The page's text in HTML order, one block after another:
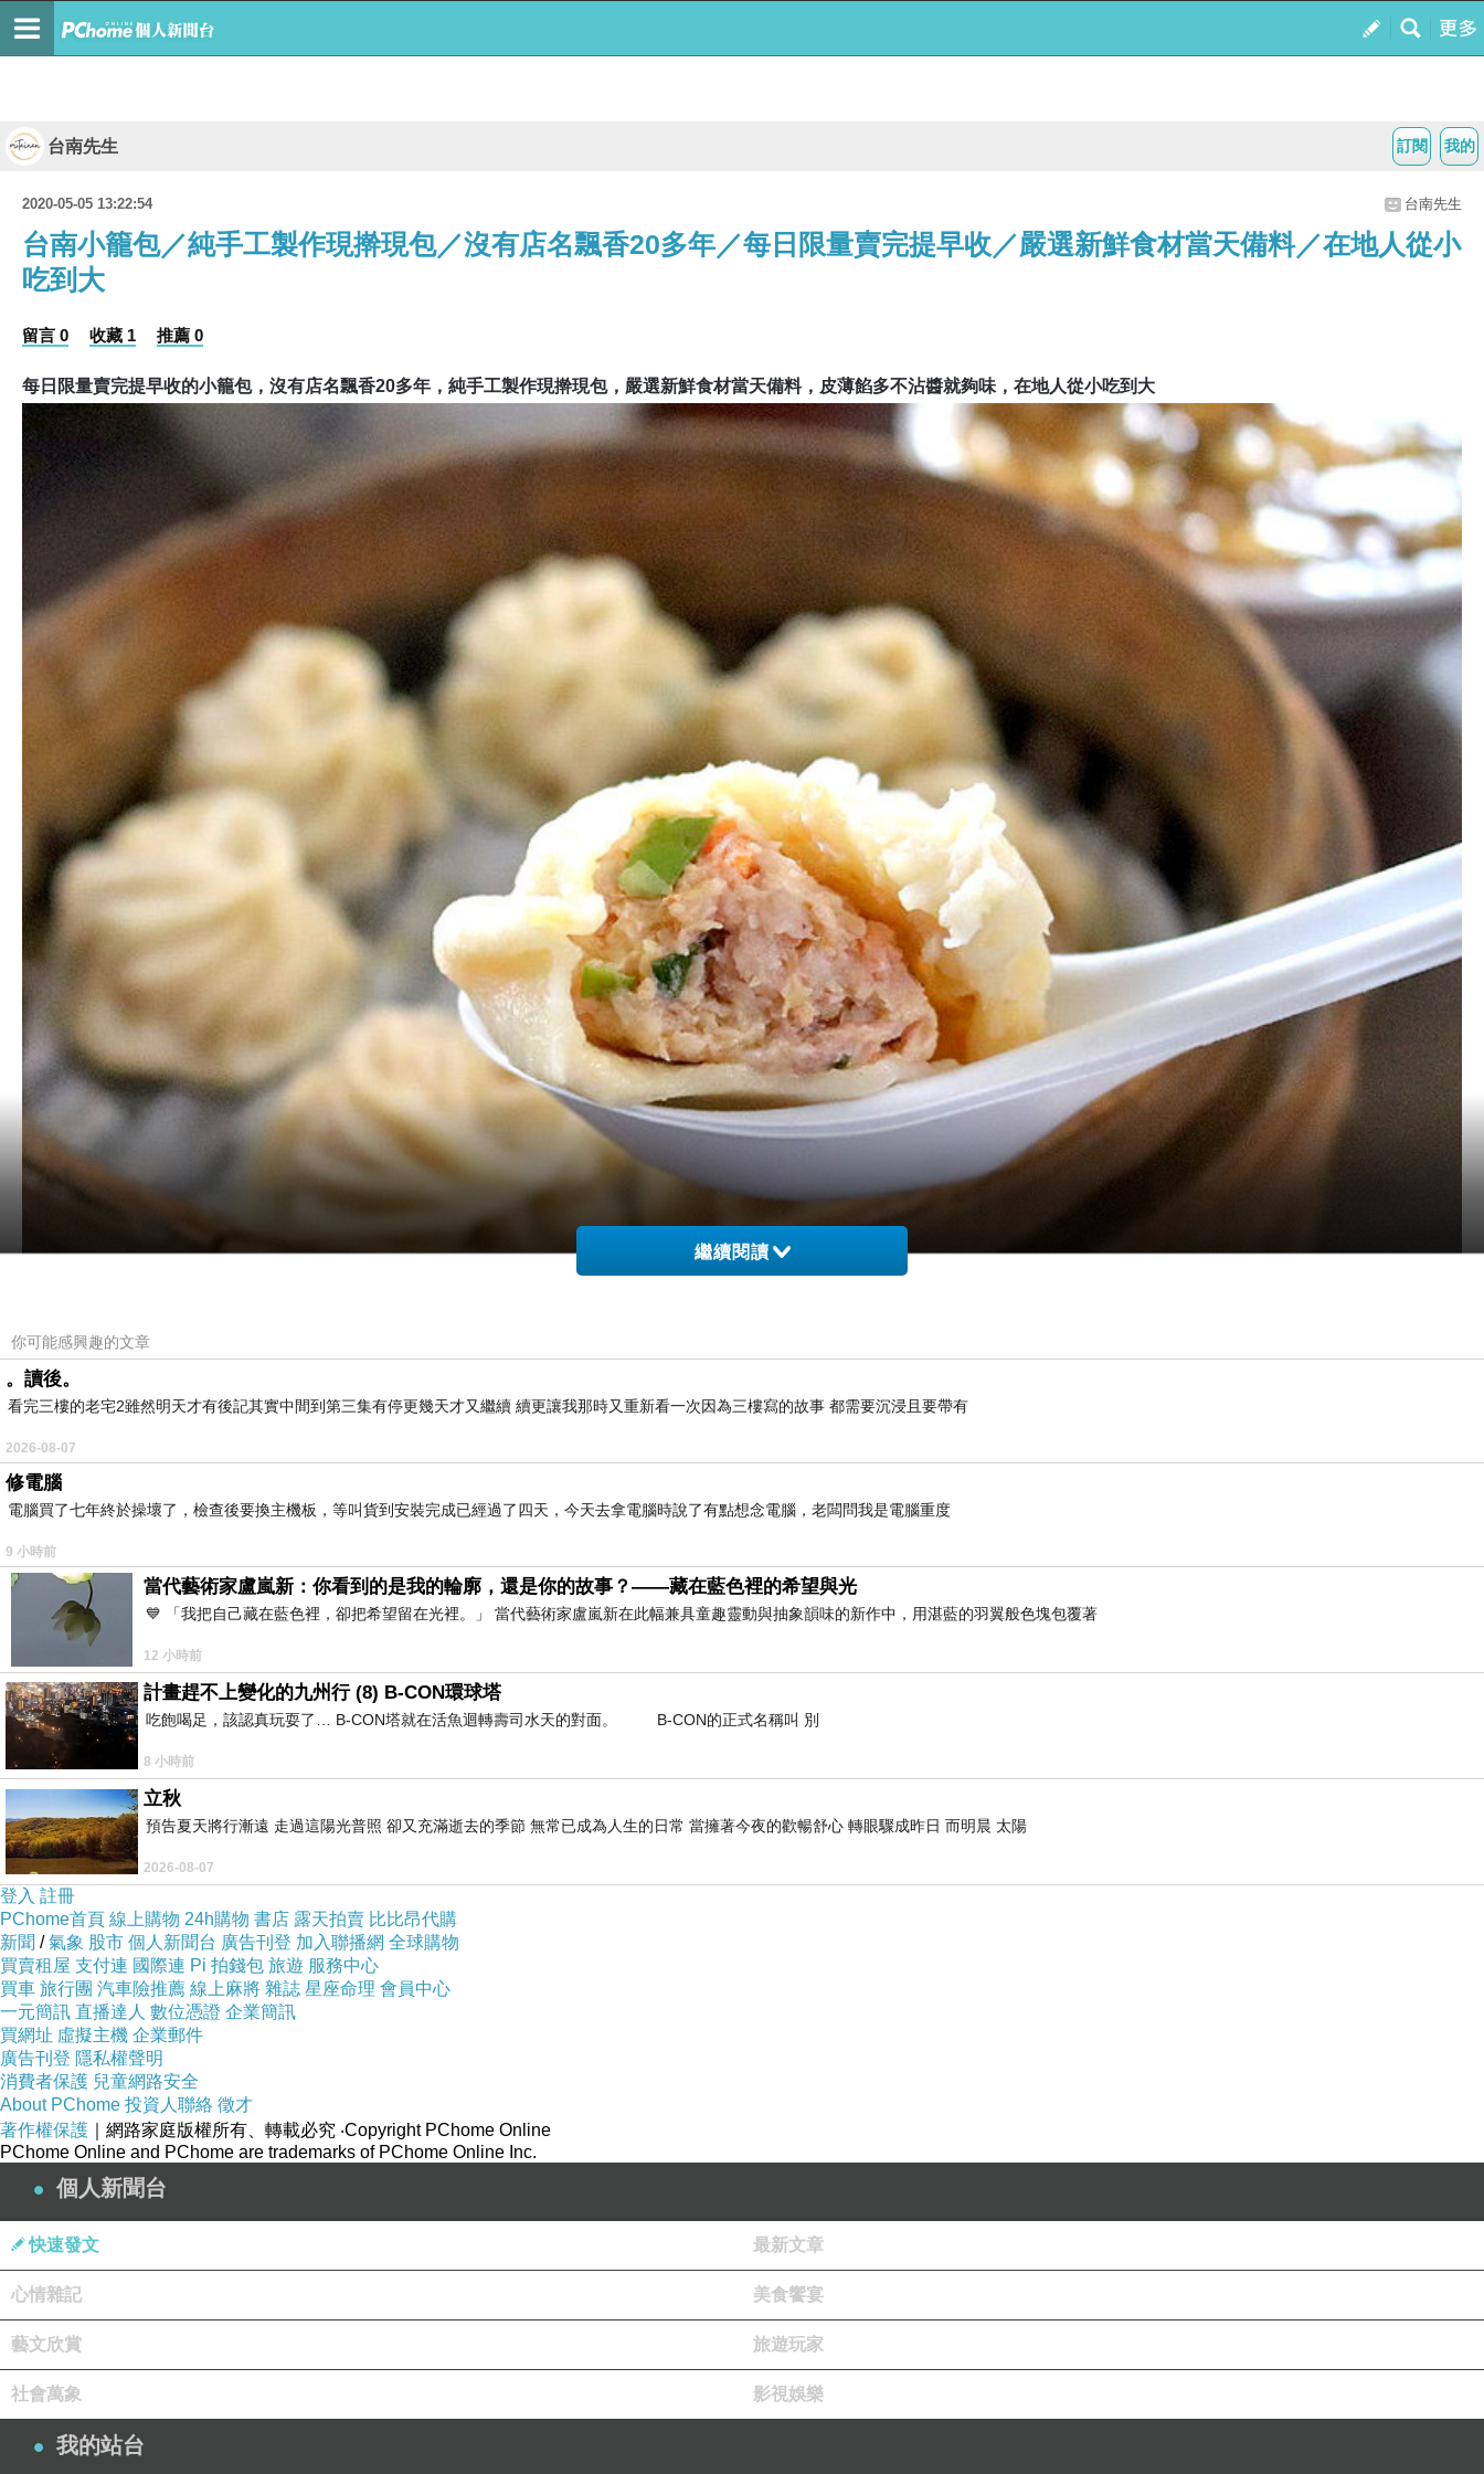
我的
訂閱
台南先生
2020-05-05 13:22:54 台南先生
台南小籠包／純手工製作現擀現包／沒有店名飄香20多年／每日限量賣完提早收／嚴選新鮮食材當天備料／在地人從小
吃到大
留言 0 收藏 1 推薦 0
每日限量賣完提早收的小籠包，沒有店名飄香20多年，純手工製作現擀現包，嚴選新鮮食材當天備料，皮薄餡多不沾醬就夠味，在地人從小吃到大
沒有店名但有掛招牌
繼續閱讀
你可能感興趣的文章
。讀後。
看完三樓的老宅2雖然明天才有後記其實中間到第三集有停更幾天才又繼續 續更讓我那時又重新看一次因為三樓寫的故事 都需要沉浸且要帶有
2026-08-07
修電腦
電腦買了七年終於操壞了，檢查後要換主機板，等叫貨到安裝完成已經過了四天，今天去拿電腦時說了有點想念電腦，老闆問我是電腦重度
9 小時前
當代藝術家盧嵐新：你看到的是我的輪廓，還是你的故事？——藏在藍色裡的希望與光
💙 「我把自己藏在藍色裡，卻把希望留在光裡。」 當代藝術家盧嵐新在此幅兼具童趣靈動與抽象韻味的新作中，用湛藍的羽翼般色塊包覆著
12 小時前
計畫趕不上變化的九州行 (8) B-CON環球塔
吃飽喝足，該認真玩耍了… B-CON塔就在活魚迴轉壽司水天的對面。 B-CON的正式名稱叫 別
8 小時前
立秋
預告夏天將行漸遠 走過這陽光普照 卻又充滿逝去的季節 無常已成為人生的日常 當擁著今夜的歡暢舒心 轉眼驟成昨日 而明晨 太陽
2026-08-07
登入 註冊
PChome首頁 線上購物 24h購物 書店 露天拍賣 比比昂代購
新聞 /氣象 股市 個人新聞台 廣告刊登 加入聯播網 全球購物
買賣租屋 支付連 國際連 Pi 拍錢包 旅遊 服務中心
買車 旅行團 汽車險推薦 線上麻將 雜誌 星座命理 會員中心
一元簡訊 直播達人 數位憑證 企業簡訊
買網址 虛擬主機 企業郵件
廣告刊登 隱私權聲明
消費者保護 兒童網路安全
About PChome 投資人聯絡 徵才
著作權保護 ｜網路家庭版權所有、轉載必究 ‧Copyright PChome Online
PChome Online and PChome are trademarks of PChome Online Inc.
個人新聞台
快速發文 最新文章
心情雜記 美食饗宴
藝文欣賞 旅遊玩家
社會萬象 影視娛樂
我的站台